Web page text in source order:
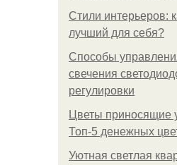
Стили интерьеров:
лучший для себя?
Способы
свечения
регулировки
Цветы приносящие
Топ-5 денежных
Уютная светлая